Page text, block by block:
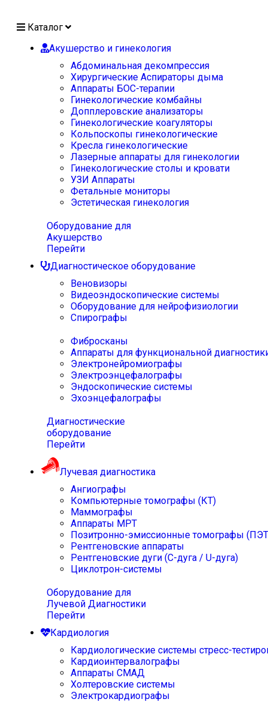
Каталог
Акушерство и гинекология
Абдоминальная декомпрессия
Хирургические Аспираторы дыма
Аппараты БОС-терапии
Гинекологические комбайны
Допплеровские анализаторы
Гинекологические коагуляторы
Кольпоскопы гинекологические
Кресла гинекологические
Лазерные аппараты для гинекологии
Гинекологические столы и кровати
УЗИ Аппараты
Фетальные мониторы
Эстетическая гинекология
Оборудование для
Акушерство
Перейти
Диагностическое оборудование
Веновизоры
Видеоэндоскопические системы
Оборудование для нейрофизиологии
Спирографы
Фибросканы
Аппараты для функциональной
Электронейромиографы
Электроэнцефалографы
Эндоскопические системы
Эхоэнцефалографы
Диагностические
оборудование
Перейти
Лучевая диагностика
Ангиографы
Компьютерные томографы (КТ)
Маммографы
Аппараты МРТ
Позитронно-эмиссионные томографы
Рентгеновские аппараты
Рентгеновские дуги (С-дуга / U-дуга)
Циклотрон-системы
Оборудование для
Лучевой Диагностики
Перейти
Кардиология
Кардиологические системы стресс-
Кардиоинтервалографы
Аппараты СМАД
Холтеровские системы
Электрокардиографы